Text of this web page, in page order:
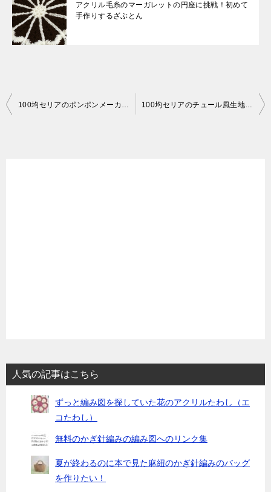
アクリル毛糸のマーガレットの円座に挑戦！初めて
手作りするざぶとん
投
100均セリアのポンポンメーカーでポンポンを手作り 作り方と道具の使い方 100均セリアのチュール風生地とポンポンメーカーでハロウィンのポンポンを手作り
人気の記事はこちら
ずっと編み図を探していた花のアクリルたわし（エ
コたわし）
無料のかぎ針編みの編み図へのリンク集
夏が終わるのに本で見た麻紐のかぎ針編みのバッグ
を作りたい！